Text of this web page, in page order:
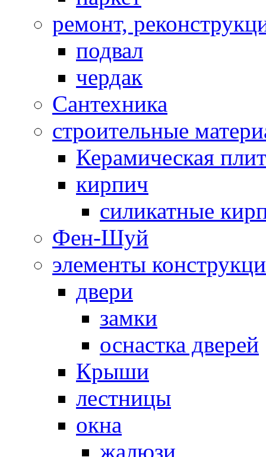
ремонт,
подвал
чердак
Сантехника
строительные
Керамическая
кирпич
силикатные
Фен-Шуй
элементы
двери
замки
оснастка дверей
Крыши
лестницы
окна
жалюзи